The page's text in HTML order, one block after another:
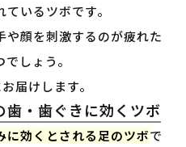
いるツボです。
や顔を刺激するのが疲れた
しょう。
届けします。
歯・歯ぐきに効くツボ
に効くとされる足のツボで